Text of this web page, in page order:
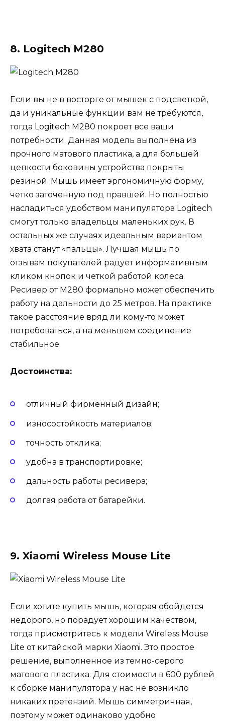
8. Logitech M280
Если вы не в восторге от мышек с подсветкой,
да и уникальные функции вам не требуются,
тогда Logitech M280 покроет все ваши
потребности. Данная модель выполнена из
прочного матового пластика, а для большей
цепкости боковины устройства покрыты
резиной. Мышь имеет эргономичную форму,
четко заточенную под правшей. Но полностью
насладиться удобством манипулятора Logitech
смогут только владельцы маленьких рук. В
остальных же случаях идеальным вариантом
хвата станут «пальцы». Лучшая мышь по
отзывам покупателей радует информативным
кликом кнопок и четкой работой колеса.
Ресивер от M280 формально может обеспечить
работу на дальности до 25 метров. На практике
такое расстояние вряд ли кому-то может
потребоваться, а на меньшем соединение
стабильное.
Достоинства:
отличный фирменный дизайн;
износостойкость материалов;
точность отклика;
удобна в транспортировке;
дальность работы ресивера;
долгая работа от батарейки.
9. Xiaomi Wireless Mouse Lite
Если хотите купить мышь, которая обойдется
недорого, но порадует хорошим качеством,
тогда присмотритесь к модели Wireless Mouse
Lite от китайской марки Xiaomi. Это простое
решение, выполненное из темно-серого
матового пластика. Для стоимости в 600 рублей
к сборке манипулятора у нас не возникло
никаких претензий. Мышь симметричная,
поэтому может одинаково удобно